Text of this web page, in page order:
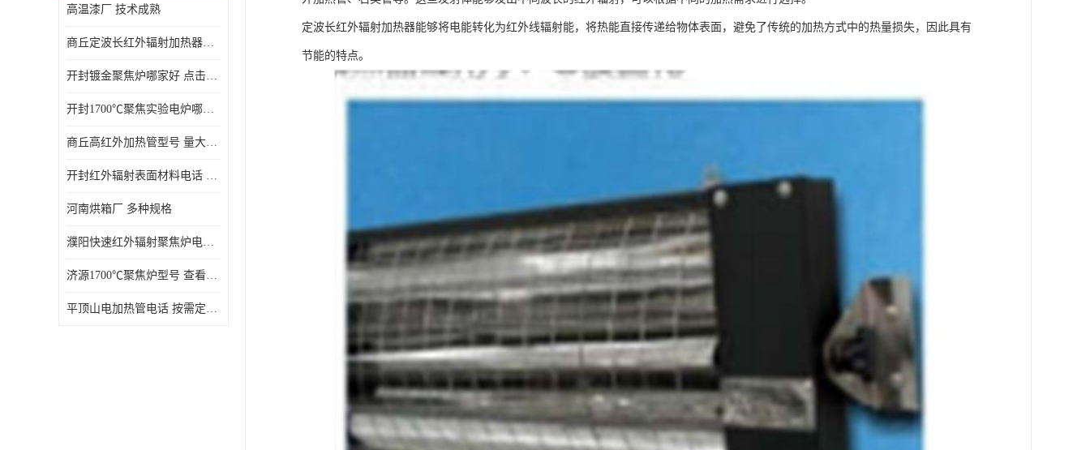
高温漆厂 技术成熟
商丘定波长红外辐射加热器厂家 安装简单
开封镀金聚焦炉哪家好 点击了解 标志明显
开封1700℃聚焦实验电炉哪家好 维护 实用性强
商丘高红外加热管型号 量大价优
开封红外辐射表面材料电话 操作方便 操作灵活
河南烘箱厂 多种规格
濮阳快速红外辐射聚焦炉电话 性能稳定
济源1700℃聚焦炉型号 查看详情
平顶山电加热管电话 按需定制 大量现货
定波长红外辐射加热器能够将电能转化为红外线辐射能，将热能直接传递给物体表面，避免了传统的加热方式中的热量损失，因此具有
节能的特点。